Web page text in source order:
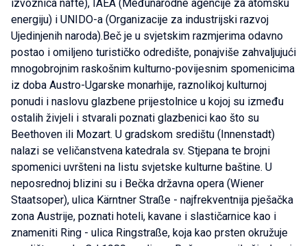
izvoznica nafte), IAEA (Međunarodne agencije za atomsku
energiju) i UNIDO-a (Organizacije za industrijski razvoj
Ujedinjenih naroda).Beč je u svjetskim razmjerima odavno
postao i omiljeno turističko odredište, ponajviše zahvaljujući
mnogobrojnim raskošnim kulturno-povijesnim spomenicima
iz doba Austro-Ugarske monarhije, raznolikoj kulturnoj
ponudi i naslovu glazbene prijestolnice u kojoj su između
ostalih živjeli i stvarali poznati glazbenici kao što su
Beethoven ili Mozart. U gradskom središtu (Innenstadt)
nalazi se veličanstvena katedrala sv. Stjepana te brojni
spomenici uvršteni na listu svjetske kulturne baštine. U
neposrednoj blizini su i Bečka državna opera (Wiener
Staatsoper), ulica Kärntner Straße - najfrekventnija pješačka
zona Austrije, poznati hoteli, kavane i slastičarnice kao i
znameniti Ring - ulica Ringstraße, koja kao prsten okružuje